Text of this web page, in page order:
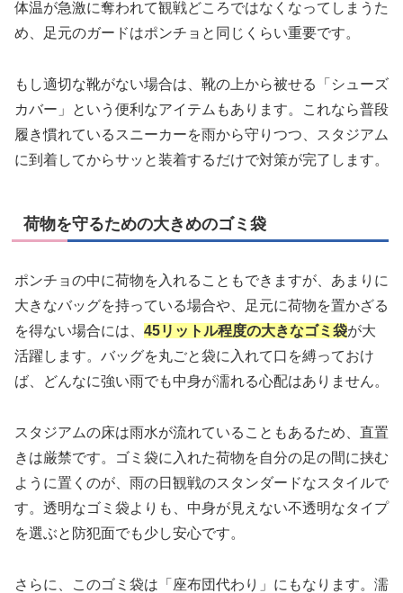
体温が急激に奪われて観戦どころではなくなってしまうた
め、足元のガードはポンチョと同じくらい重要です。
もし適切な靴がない場合は、靴の上から被せる「シューズ
カバー」という便利なアイテムもあります。これなら普段
履き慣れているスニーカーを雨から守りつつ、スタジアム
に到着してからサッと装着するだけで対策が完了します。
荷物を守るための大きめのゴミ袋
ポンチョの中に荷物を入れることもできますが、あまりに
大きなバッグを持っている場合や、足元に荷物を置かざる
を得ない場合には、 45リットル程度の大きなゴミ袋が大
活躍します。バッグを丸ごと袋に入れて口を縛っておけ
ば、どんなに強い雨でも中身が濡れる心配はありません。
スタジアムの床は雨水が流れていることもあるため、直置
きは厳禁です。ゴミ袋に入れた荷物を自分の足の間に挟む
ように置くのが、雨の日観戦のスタンダードなスタイルで
す。透明なゴミ袋よりも、中身が見えない不透明なタイプ
を選ぶと防犯面でも少し安心です。
さらに、このゴミ袋は「座布団代わり」にもなります。濡